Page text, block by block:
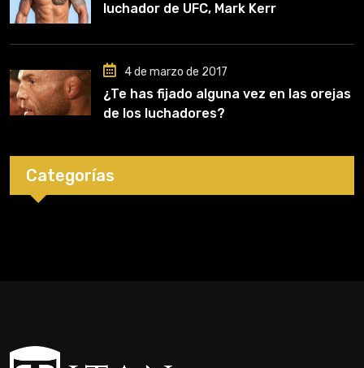
luchador de UFC, Mark Kerr
4 de marzo de 2017
¿Te has fijado alguna vez en las orejas
de los luchadores?
Categorías